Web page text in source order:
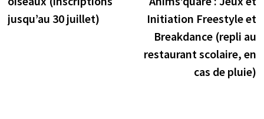
jusqu’au 30 juillet)
Initiation Freestyle et
Breakdance (repli au
restaurant scolaire, en
cas de pluie)